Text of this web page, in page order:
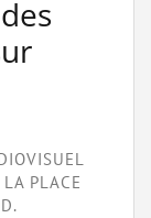
PLACE